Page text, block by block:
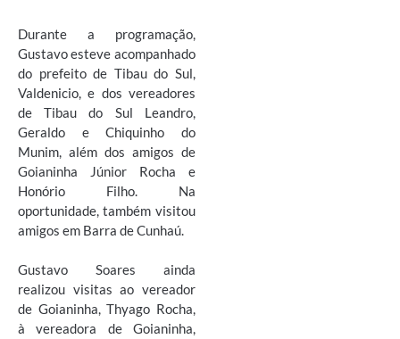
Durante a programação,
Gustavo esteve acompanhado
do prefeito de Tibau do Sul,
Valdenicio, e dos vereadores
de Tibau do Sul Leandro,
Geraldo e Chiquinho do
Munim, além dos amigos de
Goianinha Júnior Rocha e
Honório Filho. Na
oportunidade, também visitou
amigos em Barra de Cunhaú.
Gustavo Soares ainda
realizou visitas ao vereador
de Goianinha, Thyago Rocha,
à vereadora de Goianinha,